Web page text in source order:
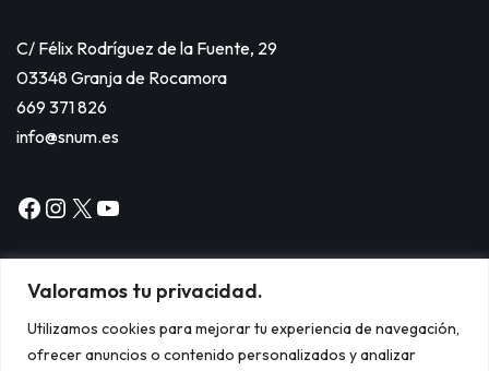
Valoramos tu privacidad.
Utilizamos cookies para mejorar tu experiencia de navegación,
ofrecer anuncios o contenido personalizados y analizar
C/ Félix Rodríguez de la Fuente, 29
03348 Granja de Rocamora
669 371 826
info@snum.es
Copyright © 2024